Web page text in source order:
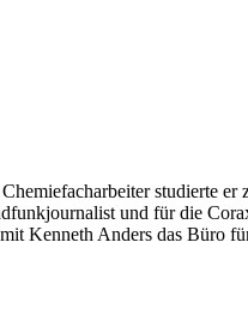
studierte
und für die
Kenneth Anders das Büro